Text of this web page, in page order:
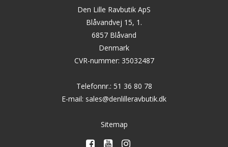
Den Lille Ravbutik ApS
Blåvandvej 15, 1.
6857 Blåvand
Denmark
CVR-nummer: 35032487
Telefonnr.: 51 36 80 78
E-mail: sales@denlilleravbutik.dk
Sitemap